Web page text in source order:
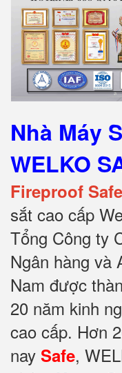
Nhà Máy
WELKO
Fireproof Safe
sắt cao cấp
Tổng Công ty
Ngân hàng và
Nam được
20 năm kinh
cao cấp. Hơn
nay Safe,